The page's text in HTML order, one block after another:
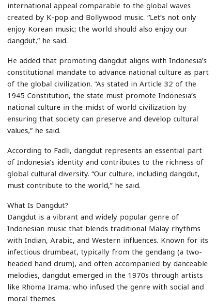
international appeal comparable to the global waves
created by K-pop and Bollywood music. “Let’s not only
enjoy Korean music; the world should also enjoy our
dangdut,” he said.
He added that promoting dangdut aligns with Indonesia’s
constitutional mandate to advance national culture as part
of the global civilization. “As stated in Article 32 of the
1945 Constitution, the state must promote Indonesia’s
national culture in the midst of world civilization by
ensuring that society can preserve and develop cultural
values,” he said.
According to Fadli, dangdut represents an essential part
of Indonesia’s identity and contributes to the richness of
global cultural diversity. “Our culture, including dangdut,
must contribute to the world,” he said.
What Is Dangdut?
Dangdut is a vibrant and widely popular genre of
Indonesian music that blends traditional Malay rhythms
with Indian, Arabic, and Western influences. Known for its
infectious drumbeat, typically from the gendang (a two-
headed hand drum), and often accompanied by danceable
melodies, dangdut emerged in the 1970s through artists
like Rhoma Irama, who infused the genre with social and
moral themes.